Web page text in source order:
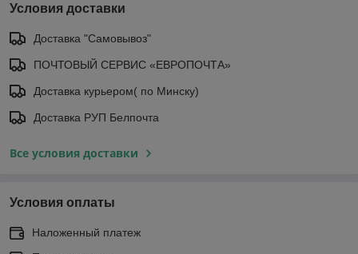
Условия доставки
Доставка "Самовывоз"
ПОЧТОВЫЙ СЕРВИС «ЕВРОПОЧТА»
Доставка курьером( по Минску)
Доставка РУП Белпочта
Все условия доставки
Условия оплаты
Наложенный платеж